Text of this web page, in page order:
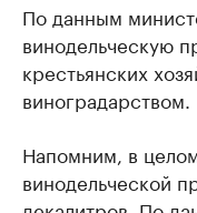
По данным
винодельческую
крестьянских
виноградарством.
Напомним, в
винодельческой